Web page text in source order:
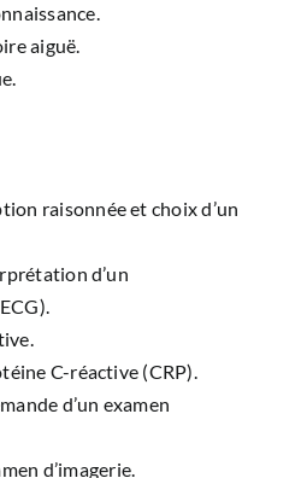
aiguë.
raisonnée et choix d’un
d’un
C-réactive (CRP).
d’un examen
d’imagerie.